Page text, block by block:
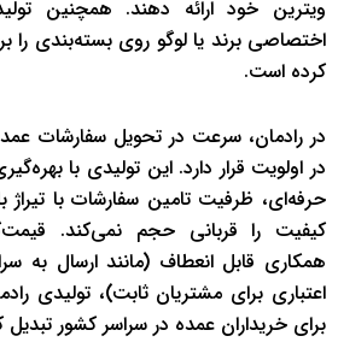
ویترین خود ارائه دهند. همچنین
اختصاصی برند یا لوگو روی بسته‌بندی را
کرده است.
در رادمان، سرعت در تحویل سفارشات
در اولویت قرار دارد. این تولیدی با
حرفه‌ای، ظرفیت تامین سفارشات با تیراژ
کیفیت را قربانی حجم نمی‌کند.
همکاری قابل انعطاف (مانند ارسال به
اعتباری برای مشتریان ثابت)، تولیدی
برای خریداران عمده در سراسر کشور